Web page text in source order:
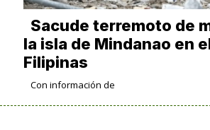
Sacude terremoto de
la isla de Mindanao en
Filipinas
Con información de